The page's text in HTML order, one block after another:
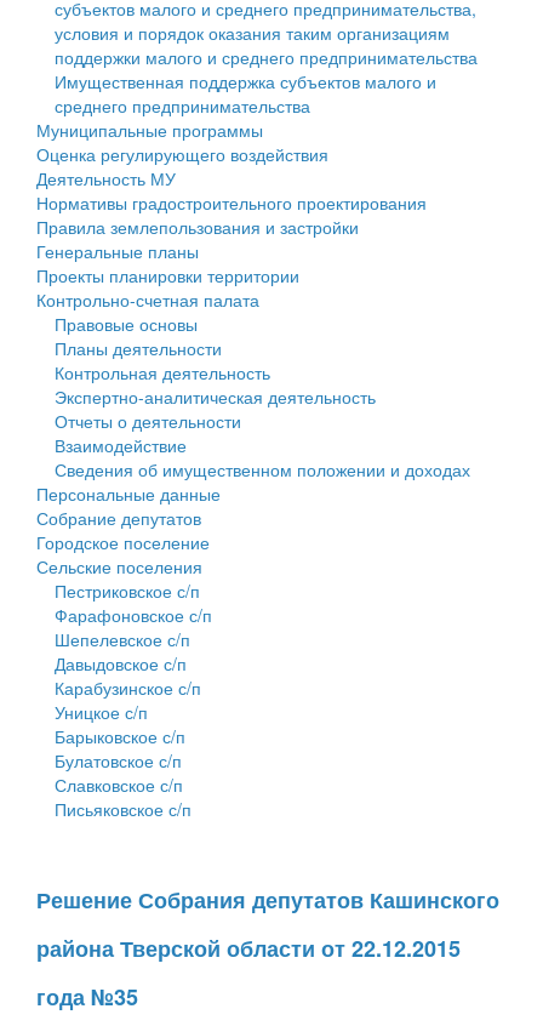
Оценка регулирующего воздействия
Деятельность МУ
Нормативы градостроительного проектирования
Правила землепользования и застройки
Генеральные планы
Проекты планировки территории
Собрание депутатов
Городское поселение
Сельские поселения
субъектов малого и среднего предпринимательства,
условия и порядок оказания таким организациям
поддержки малого и среднего предпринимательства
Имущественная поддержка субъектов малого и
среднего предпринимательства
Муниципальные программы
Оценка регулирующего воздействия
Деятельность МУ
Нормативы градостроительного проектирования
Правила землепользования и застройки
Генеральные планы
Проекты планировки территории
Контрольно-счетная палата
Правовые основы
Планы деятельности
Контрольная деятельность
Экспертно-аналитическая деятельность
Отчеты о деятельности
Взаимодействие
Сведения об имущественном положении и доходах
Персональные данные
Собрание депутатов
Городское поселение
Сельские поселения
Пестриковское с/п
Фарафоновское с/п
Шепелевское с/п
Давыдовское с/п
Карабузинское с/п
Уницкое с/п
Барыковское с/п
Булатовское с/п
Славковское с/п
Письяковское с/п
Решение Собрания депутатов Кашинского
района Тверской области от 22.12.2015
года №35